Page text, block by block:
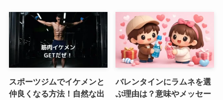
スポーツジムでイケメンと
仲良くなる方法！自然な出
バレンタインにラムネを選
ぶ理由は？意味やメッセー